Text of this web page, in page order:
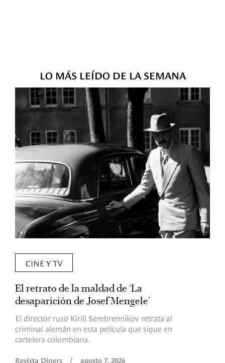
LO MÁS LEÍDO DE LA SEMANA
CINE Y TV
El retrato de la maldad de ‘La
desaparición de Josef Mengele’
El director ruso Kirill Serebrennikov retrata al
criminal alemán en esta película que sigue en
cartelera colombiana.
Revista Diners / agosto 7, 2026